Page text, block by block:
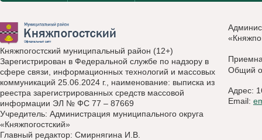
Княжпогостский муниципальный район (12+)
Зарегистрирован в Федеральной службе по надзору в
сфере связи, информационных технологий и массовых
коммуникаций 25.06.2024 г., наименование: выписка из
реестра зарегистрированных средств массовой
информации ЭЛ № ФС 77 – 87669
Учредитель: Администрация муниципального округа
«Княжпогостский»
Главный редактор: Смирнягина И.В.
Общий
Адрес:
Email: